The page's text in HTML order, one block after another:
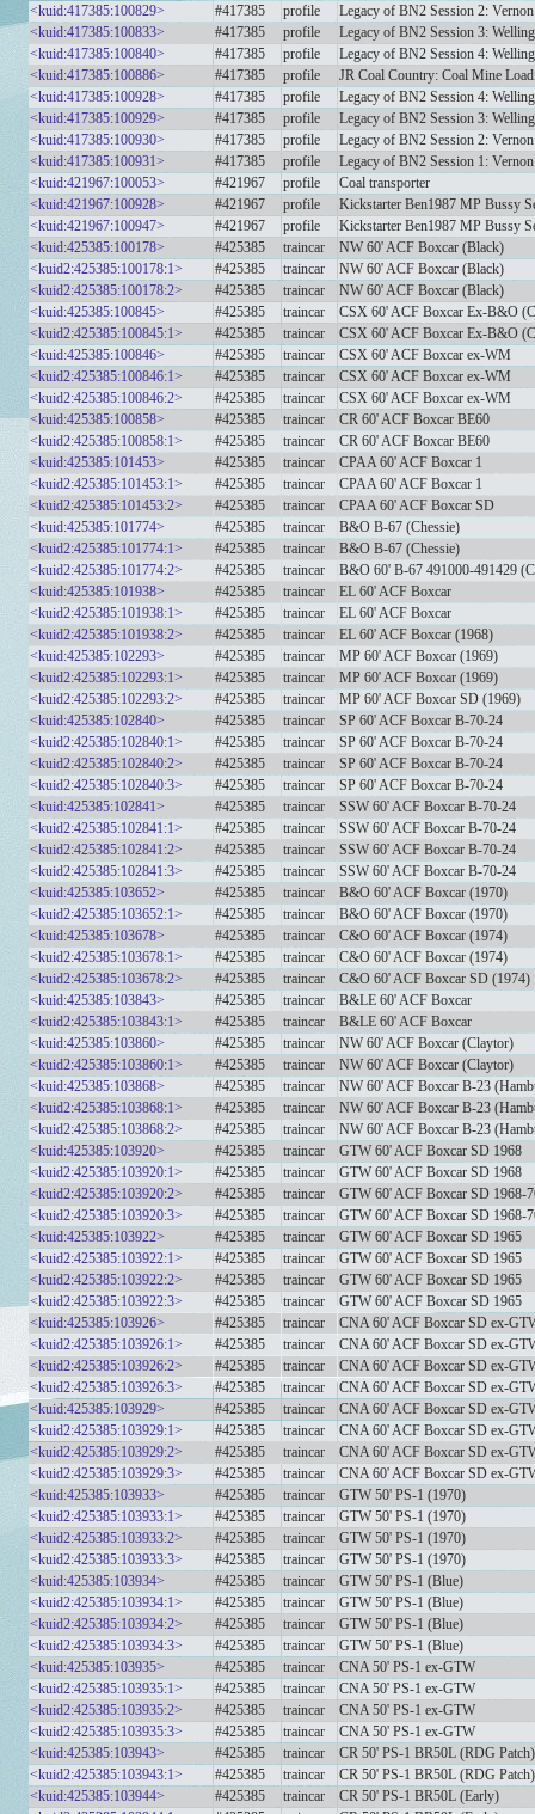
<kuid:417385:100829>
#417385 profile
Legacy of BN2 Session 2:
<kuid:417385:100833>
#417385 profile
Legacy of BN2 Session 3:
<kuid:417385:100840>
#417385 profile
Legacy of BN2 Session 4:
<kuid:417385:100886>
#417385 profile
JR Coal Country: Coal Mine
<kuid:417385:100928>
#417385 profile
Legacy of BN2 Session 4:
<kuid:417385:100929>
#417385 profile
Legacy of BN2 Session 3:
<kuid:417385:100930>
#417385 profile
Legacy of BN2 Session 2:
<kuid:417385:100931>
#417385 profile
Legacy of BN2 Session 1:
<kuid:421967:100053>
#421967 profile
Coal transporter
<kuid:421967:100928>
#421967 profile
Kickstarter Ben1987 MP Bussy
<kuid:421967:100947>
#421967 profile
Kickstarter Ben1987 MP Bussy
<kuid:425385:100178>
#425385 traincar
NW 60' ACF Boxcar (Black)
<kuid2:425385:100178:1>
#425385 traincar
NW 60' ACF Boxcar (Black)
<kuid2:425385:100178:2>
#425385 traincar
NW 60' ACF Boxcar (Black)
<kuid:425385:100845>
#425385 traincar
CSX 60' ACF Boxcar Ex-B&O
<kuid2:425385:100845:1>
#425385 traincar
CSX 60' ACF Boxcar Ex-B&O
<kuid:425385:100846>
#425385 traincar
CSX 60' ACF Boxcar ex-WM
<kuid2:425385:100846:1>
#425385 traincar
CSX 60' ACF Boxcar ex-WM
<kuid2:425385:100846:2>
#425385 traincar
CSX 60' ACF Boxcar ex-WM
<kuid:425385:100858>
#425385 traincar
CR 60' ACF Boxcar BE60
<kuid2:425385:100858:1>
#425385 traincar
CR 60' ACF Boxcar BE60
<kuid:425385:101453>
#425385 traincar
CPAA 60' ACF Boxcar 1
<kuid2:425385:101453:1>
#425385 traincar
CPAA 60' ACF Boxcar 1
<kuid2:425385:101453:2>
#425385 traincar
CPAA 60' ACF Boxcar SD
<kuid:425385:101774>
#425385 traincar
B&O B-67 (Chessie)
<kuid2:425385:101774:1>
#425385 traincar
B&O B-67 (Chessie)
<kuid2:425385:101774:2>
#425385 traincar
B&O 60' B-67 491000-491429
<kuid:425385:101938>
#425385 traincar
EL 60' ACF Boxcar
<kuid2:425385:101938:1>
#425385 traincar
EL 60' ACF Boxcar
<kuid2:425385:101938:2>
#425385 traincar
EL 60' ACF Boxcar (1968)
<kuid:425385:102293>
#425385 traincar
MP 60' ACF Boxcar (1969)
<kuid2:425385:102293:1>
#425385 traincar
MP 60' ACF Boxcar (1969)
<kuid2:425385:102293:2>
#425385 traincar
MP 60' ACF Boxcar SD (1969)
<kuid:425385:102840>
#425385 traincar
SP 60' ACF Boxcar B-70-24
<kuid2:425385:102840:1>
#425385 traincar
SP 60' ACF Boxcar B-70-24
<kuid2:425385:102840:2>
#425385 traincar
SP 60' ACF Boxcar B-70-24
<kuid2:425385:102840:3>
#425385 traincar
SP 60' ACF Boxcar B-70-24
<kuid:425385:102841>
#425385 traincar
SSW 60' ACF Boxcar B-70-24
<kuid2:425385:102841:1>
#425385 traincar
SSW 60' ACF Boxcar B-70-24
<kuid2:425385:102841:2>
#425385 traincar
SSW 60' ACF Boxcar B-70-24
<kuid2:425385:102841:3>
#425385 traincar
SSW 60' ACF Boxcar B-70-24
<kuid:425385:103652>
#425385 traincar
B&O 60' ACF Boxcar (1970)
<kuid2:425385:103652:1>
#425385 traincar
B&O 60' ACF Boxcar (1970)
<kuid:425385:103678>
#425385 traincar
C&O 60' ACF Boxcar (1974)
<kuid2:425385:103678:1>
#425385 traincar
C&O 60' ACF Boxcar (1974)
<kuid2:425385:103678:2>
#425385 traincar
C&O 60' ACF Boxcar SD (1974)
<kuid:425385:103843>
#425385 traincar
B&LE 60' ACF Boxcar
<kuid2:425385:103843:1>
#425385 traincar
B&LE 60' ACF Boxcar
<kuid:425385:103860>
#425385 traincar
NW 60' ACF Boxcar (Claytor)
<kuid2:425385:103860:1>
#425385 traincar
NW 60' ACF Boxcar (Claytor)
<kuid:425385:103868>
#425385 traincar
NW 60' ACF Boxcar B-23
<kuid2:425385:103868:1>
#425385 traincar
NW 60' ACF Boxcar B-23
<kuid2:425385:103868:2>
#425385 traincar
NW 60' ACF Boxcar B-23
<kuid:425385:103920>
#425385 traincar
GTW 60' ACF Boxcar SD 1968
<kuid2:425385:103920:1>
#425385 traincar
GTW 60' ACF Boxcar SD 1968
<kuid2:425385:103920:2>
#425385 traincar
GTW 60' ACF Boxcar SD 1968-
<kuid2:425385:103920:3>
#425385 traincar
GTW 60' ACF Boxcar SD 1968-
<kuid:425385:103922>
#425385 traincar
GTW 60' ACF Boxcar SD 1965
<kuid2:425385:103922:1>
#425385 traincar
GTW 60' ACF Boxcar SD 1965
<kuid2:425385:103922:2>
#425385 traincar
GTW 60' ACF Boxcar SD 1965
<kuid2:425385:103922:3>
#425385 traincar
GTW 60' ACF Boxcar SD 1965
<kuid:425385:103926>
#425385 traincar
CNA 60' ACF Boxcar SD ex-
<kuid2:425385:103926:1>
#425385 traincar
CNA 60' ACF Boxcar SD ex-
<kuid2:425385:103926:2>
#425385 traincar
CNA 60' ACF Boxcar SD ex-
<kuid2:425385:103926:3>
#425385 traincar
CNA 60' ACF Boxcar SD ex-
<kuid:425385:103929>
#425385 traincar
CNA 60' ACF Boxcar SD ex-
<kuid2:425385:103929:1>
#425385 traincar
CNA 60' ACF Boxcar SD ex-
<kuid2:425385:103929:2>
#425385 traincar
CNA 60' ACF Boxcar SD ex-
<kuid2:425385:103929:3>
#425385 traincar
CNA 60' ACF Boxcar SD ex-
<kuid:425385:103933>
#425385 traincar
GTW 50' PS-1 (1970)
<kuid2:425385:103933:1>
#425385 traincar
GTW 50' PS-1 (1970)
<kuid2:425385:103933:2>
#425385 traincar
GTW 50' PS-1 (1970)
<kuid2:425385:103933:3>
#425385 traincar
GTW 50' PS-1 (1970)
<kuid:425385:103934>
#425385 traincar
GTW 50' PS-1 (Blue)
<kuid2:425385:103934:1>
#425385 traincar
GTW 50' PS-1 (Blue)
<kuid2:425385:103934:2>
#425385 traincar
GTW 50' PS-1 (Blue)
<kuid2:425385:103934:3>
#425385 traincar
GTW 50' PS-1 (Blue)
<kuid:425385:103935>
#425385 traincar
CNA 50' PS-1 ex-GTW
<kuid2:425385:103935:1>
#425385 traincar
CNA 50' PS-1 ex-GTW
<kuid2:425385:103935:2>
#425385 traincar
CNA 50' PS-1 ex-GTW
<kuid2:425385:103935:3>
#425385 traincar
CNA 50' PS-1 ex-GTW
<kuid:425385:103943>
#425385 traincar
CR 50' PS-1 BR50L (RDG Patch)
<kuid2:425385:103943:1>
#425385 traincar
CR 50' PS-1 BR50L (RDG Patch)
<kuid:425385:103944>
#425385 traincar
CR 50' PS-1 BR50L (Early)